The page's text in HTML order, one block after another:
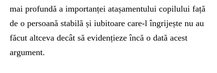
mai profundă a importanței atașamentului copilului față
de o persoană stabilă și iubitoare care-l îngrijește nu au
făcut altceva decât să evidențieze încă o dată acest
argument.